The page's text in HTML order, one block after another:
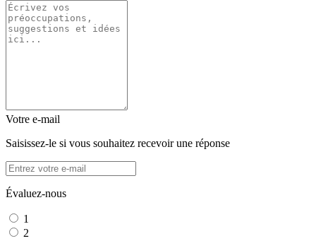
Votre e-mail
Saisissez-le si vous souhaitez recevoir une réponse
Évaluez-nous
1
2